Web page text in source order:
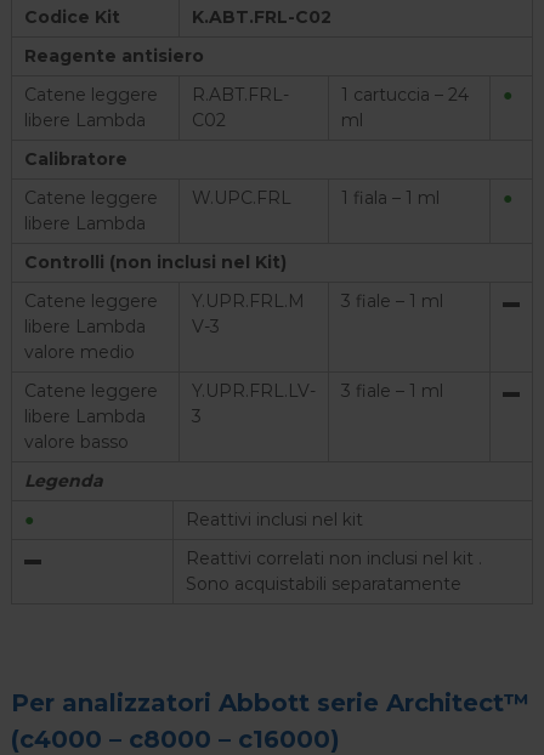
Codice Kit
K.ABT.FRL-C02
Reagente antisiero
Catene leggere
libere Lambda
R.ABT.FRL-
C02
1 cartuccia – 24
ml
●
Calibratore
Catene leggere
libere Lambda
W.UPC.FRL 1 fiala – 1 ml ●
Controlli (non inclusi nel Kit)
Catene leggere
libere Lambda
valore medio
Y.UPR.FRL.M
V-3
3 fiale – 1 ml ▬
Catene leggere
libere Lambda
valore basso
Y.UPR.FRL.LV-
3
3 fiale – 1 ml ▬
Legenda
●
Reattivi inclusi nel kit
▬
Reattivi correlati non inclusi nel kit .
Sono acquistabili separatamente
Per analizzatori Abbott serie Architect™
(c4000 – c8000 – c16000)